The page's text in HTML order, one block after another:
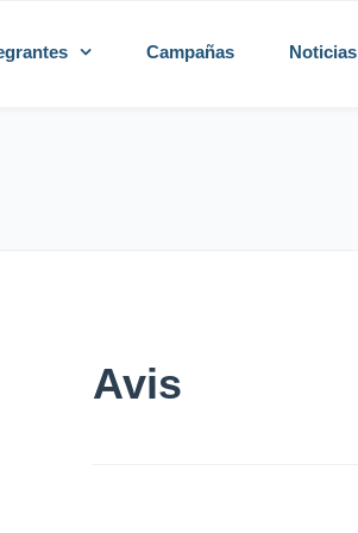
Campañas Noticias
Avis